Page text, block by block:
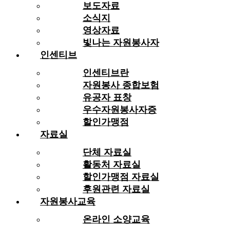
보도자료
소식지
영상자료
빛나는 자원봉사자
인센티브
인센티브란
자원봉사 종합보험
유공자 표창
우수자원봉사자증
할인가맹점
자료실
단체 자료실
활동처 자료실
할인가맹점 자료실
후원관련 자료실
자원봉사교육
온라인 소양교육